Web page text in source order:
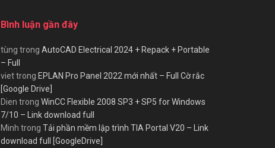
Bình luận gần đây
tùng trong AutoCAD Electrical 2024 + Repack + Portable
– Full
viettrong EPLAN Pro Panel 2022 mới nhất – Full Cờ rắc
[Google Drive]
Dien trong WinCC Flexible 2008 SP3 + SP5 for Windows
7/10 – Link download full
Minh trong Tải phần mềm lập trình TIA Portal V20 – Link
download full [GoogleDrive]